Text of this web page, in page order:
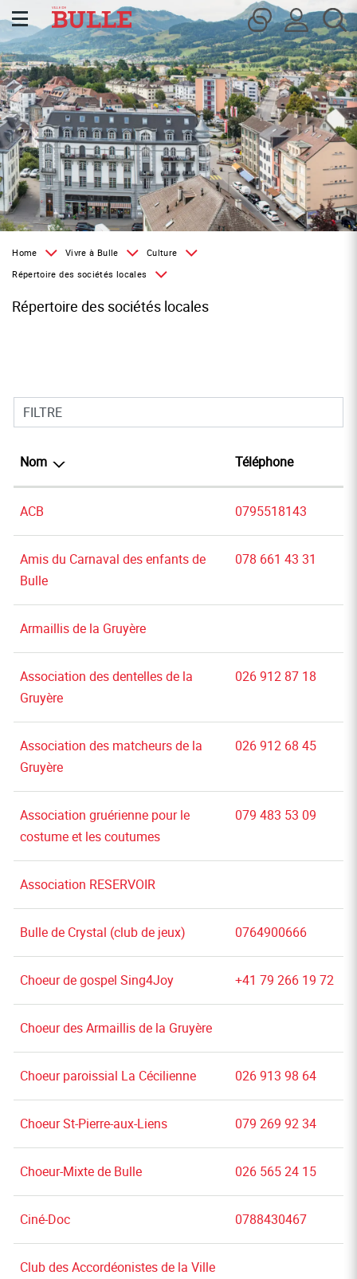
Page d'accueil
Accèder à la navigation
Accèder au contenu
Accèder à l'outil de recherche
Accèder à la table des matières
Kopfzeile
Inhalt
Home Vivre à Bulle
Culture
Répertoire des sociétés locales
Répertoire des sociétés locales
FILTRE
Nom Téléphone
ACB 0795518143
Amis du Carnaval des enfants de
Bulle
078 661 43 31
Armaillis de la Gruyère
Association des dentelles de la
Gruyère
026 912 87 18
Association des matcheurs de la
Gruyère
026 912 68 45
Association gruérienne pour le
costume et les coutumes
079 483 53 09
Association RESERVOIR
Bulle de Crystal (club de jeux) 0764900666
Choeur de gospel Sing4Joy +41 79 266 19 72
Choeur des Armaillis de la Gruyère
Choeur paroissial La Cécilienne 026 913 98 64
Choeur St-Pierre-aux-Liens 079 269 92 34
Choeur-Mixte de Bulle 026 565 24 15
Ciné-Doc 0788430467
Club des Accordéonistes de la Ville